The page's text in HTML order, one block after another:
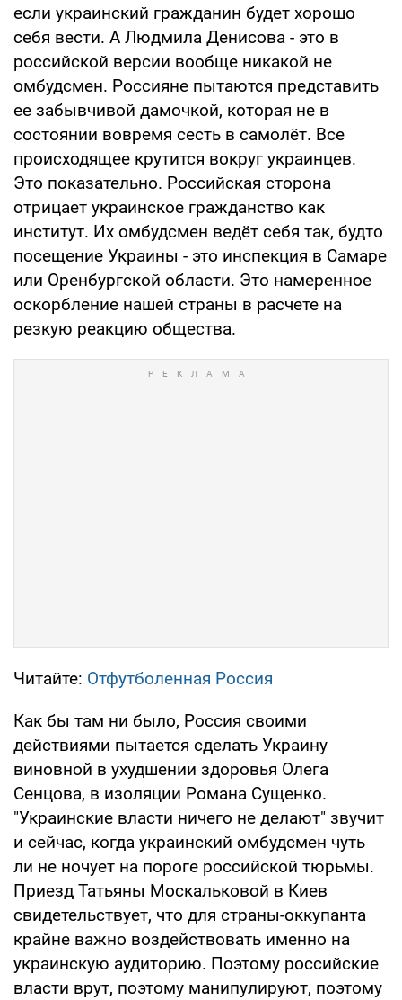
если украинский гражданин будет хорошо
себя вести. А Людмила Денисова - это в
российской версии вообще никакой не
омбудсмен. Россияне пытаются представить
ее забывчивой дамочкой, которая не в
состоянии вовремя сесть в самолёт. Все
происходящее крутится вокруг украинцев.
Это показательно. Российская сторона
отрицает украинское гражданство как
институт. Их омбудсмен ведёт себя так, будто
посещение Украины - это инспекция в Самаре
или Оренбургской области. Это намеренное
оскорбление нашей страны в расчете на
резкую реакцию общества.
Читайте: Отфутболенная Россия
Как бы там ни было, Россия своими
действиями пытается сделать Украину
виновной в ухудшении здоровья Олега
Сенцова, в изоляции Романа Сущенко.
"Украинские власти ничего не делают" звучит
и сейчас, когда украинский омбудсмен чуть
ли не ночует на пороге российской тюрьмы.
Приезд Татьяны Москальковой в Киев
свидетельствует, что для страны-оккупанта
крайне важно воздействовать именно на
украинскую аудиторию. Поэтому российские
власти врут, поэтому манипулируют, поэтому